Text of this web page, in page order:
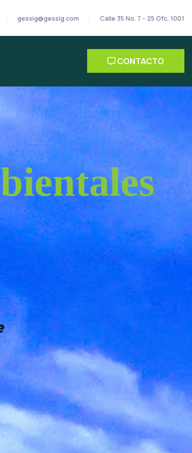
gessig@gessig.com Calle 35 No. 7 - 25 Ofc. 1001
CONTACTO